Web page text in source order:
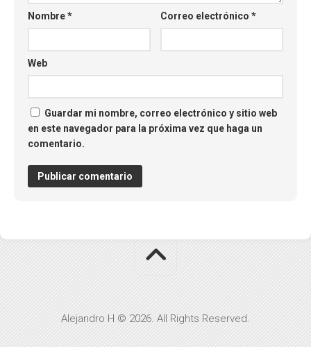
Nombre* Correo electrónico*
Web
Guardar mi nombre, correo electrónico y sitio web
en este navegador para la próxima vez que haga un
comentario.
Alejandro H © 2026. All Rights Reserved.